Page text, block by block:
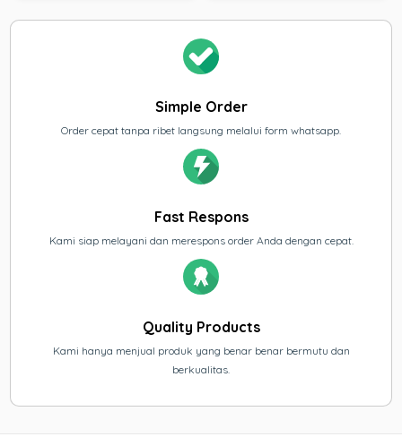
Simple Order
Order cepat tanpa ribet langsung melalui form whatsapp.
Fast Respons
Kami siap melayani dan merespons order Anda dengan cepat.
Quality Products
Kami hanya menjual produk yang benar benar bermutu dan
berkualitas.